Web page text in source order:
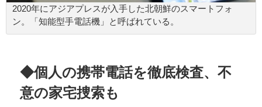
2020年にアジアプレスが入手した北朝鮮のスマートフォ
ン。「知能型手電話機」と呼ばれている。
◆個人の携帯電話を徹底検査、不
意の家宅捜索も